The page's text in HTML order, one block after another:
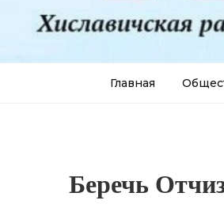
Главная
Беречь